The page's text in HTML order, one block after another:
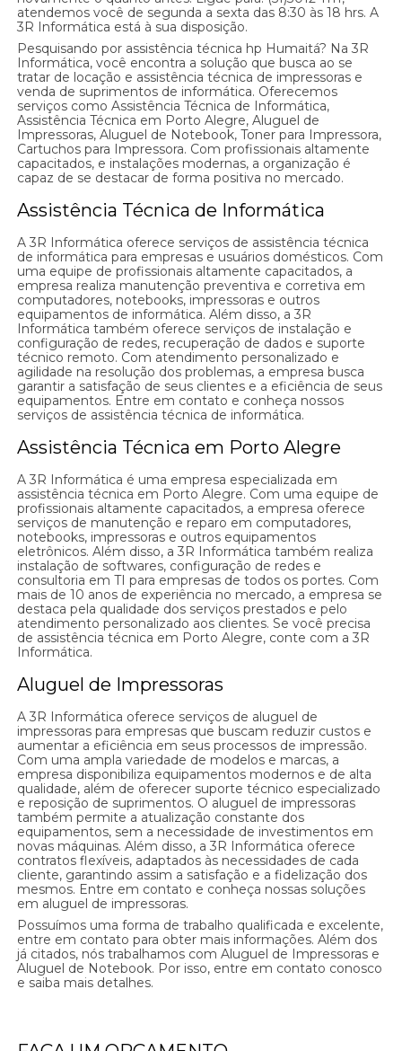
atendemos você de segunda a sexta das 8:30 às 18 hrs. A
3R Informática está à sua disposição.
Pesquisando por assistência técnica hp Humaitá? Na 3R
Informática, você encontra a solução que busca ao se
tratar de locação e assistência técnica de impressoras e
venda de suprimentos de informática. Oferecemos
serviços como Assistência Técnica de Informática,
Assistência Técnica em Porto Alegre, Aluguel de
Impressoras, Aluguel de Notebook, Toner para Impressora,
Cartuchos para Impressora. Com profissionais altamente
capacitados, e instalações modernas, a organização é
capaz de se destacar de forma positiva no mercado.
Assistência Técnica de Informática
A 3R Informática oferece serviços de assistência técnica
de informática para empresas e usuários domésticos. Com
uma equipe de profissionais altamente capacitados, a
empresa realiza manutenção preventiva e corretiva em
computadores, notebooks, impressoras e outros
equipamentos de informática. Além disso, a 3R
Informática também oferece serviços de instalação e
configuração de redes, recuperação de dados e suporte
técnico remoto. Com atendimento personalizado e
agilidade na resolução dos problemas, a empresa busca
garantir a satisfação de seus clientes e a eficiência de seus
equipamentos. Entre em contato e conheça nossos
serviços de assistência técnica de informática.
Assistência Técnica em Porto Alegre
A 3R Informática é uma empresa especializada em
assistência técnica em Porto Alegre. Com uma equipe de
profissionais altamente capacitados, a empresa oferece
serviços de manutenção e reparo em computadores,
notebooks, impressoras e outros equipamentos
eletrônicos. Além disso, a 3R Informática também realiza
instalação de softwares, configuração de redes e
consultoria em TI para empresas de todos os portes. Com
mais de 10 anos de experiência no mercado, a empresa se
destaca pela qualidade dos serviços prestados e pelo
atendimento personalizado aos clientes. Se você precisa
de assistência técnica em Porto Alegre, conte com a 3R
Informática.
Aluguel de Impressoras
A 3R Informática oferece serviços de aluguel de
impressoras para empresas que buscam reduzir custos e
aumentar a eficiência em seus processos de impressão.
Com uma ampla variedade de modelos e marcas, a
empresa disponibiliza equipamentos modernos e de alta
qualidade, além de oferecer suporte técnico especializado
e reposição de suprimentos. O aluguel de impressoras
também permite a atualização constante dos
equipamentos, sem a necessidade de investimentos em
novas máquinas. Além disso, a 3R Informática oferece
contratos flexíveis, adaptados às necessidades de cada
cliente, garantindo assim a satisfação e a fidelização dos
mesmos. Entre em contato e conheça nossas soluções
em aluguel de impressoras.
Possuímos uma forma de trabalho qualificada e excelente,
entre em contato para obter mais informações. Além dos
já citados, nós trabalhamos com Aluguel de Impressoras e
Aluguel de Notebook. Por isso, entre em contato conosco
e saiba mais detalhes.